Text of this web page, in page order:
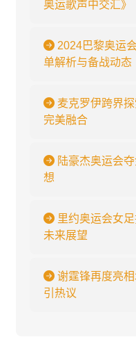
奥运歌声中交汇》
2024巴黎奥运
单解析与备战动态
麦克罗伊跨界
完美融合
陆豪杰奥运会
想
里约奥运会女
未来展望
谢霆锋再度亮
引热议